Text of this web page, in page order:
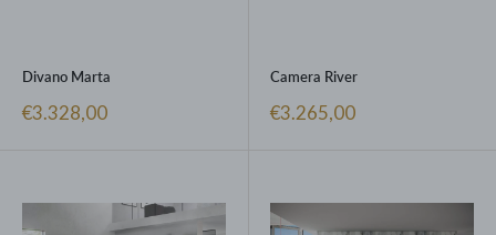
Divano Marta
Prezzo
€3.328,00
Camera River
Prezzo
€3.265,00